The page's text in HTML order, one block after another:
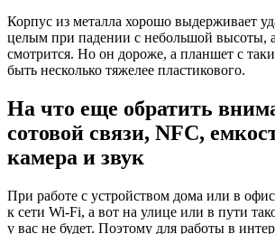
Корпус из металла хорошо выдерживает
целым при падении с небольшой высоты,
смотрится. Но он дороже, а планшет с
быть несколько тяжелее пластикового.
На что еще обратить
сотовой связи, NFC,
камера и звук
При работе с устройством дома или в
к сети Wi-Fi, а вот на улице или в пути
у вас не будет. Поэтому для работы в